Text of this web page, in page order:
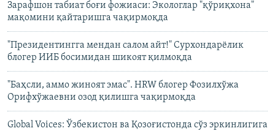
Зарафшон табиат боғи фожиаси: Экологлар "қўриқхона"
мақомини қайтаришга чақирмоқда
"Президентингга мендан салом айт!" Сурхондарёлик
блогер ИИБ босимидан шикоят қилмоқда
"Баҳсли, аммо жиноят эмас". HRW блогер Фозилхўжа
Орифхўжаевни озод қилишга чақирмоқда
Global Voices: Ўзбекистон ва Қозоғистонда сўз эркинлигига